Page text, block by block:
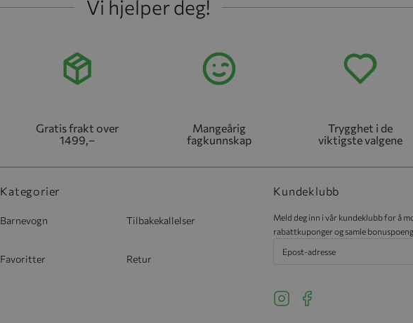
Vi hjelper deg!
Gratis frakt over
1499,–
Mangeårig
fagkunnskap
Trygghet i de
viktigste valgene
Kategorier
Barnevogn Tilbakekallelser
Favoritter Retur
Kundeklubb
Meld deg inn i vår kundeklubb for å
rabattkuponger og samle
See our Instagram
See our Facebook